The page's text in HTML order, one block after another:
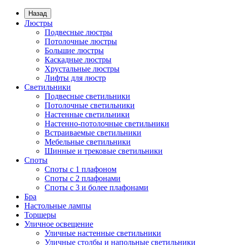
Назад
Люстры
Подвесные люстры
Потолочные люстры
Большие люстры
Каскадные люстры
Хрустальные люстры
Лифты для люстр
Светильники
Подвесные светильники
Потолочные светильники
Настенные светильники
Настенно-потолочные светильники
Встраиваемые светильники
Мебельные светильники
Шинные и трековые светильники
Споты
Споты с 1 плафоном
Споты с 2 плафонами
Споты с 3 и более плафонами
Бра
Настольные лампы
Торшеры
Уличное освещение
Уличные настенные светильники
Уличные столбы и напольные светильники